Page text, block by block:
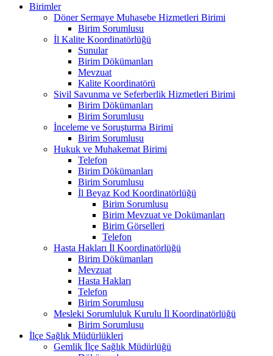
Birimler
Döner Sermaye Muhasebe Hizmetleri Birimi
Birim Sorumlusu
İl Kalite Koordinatörlüğü
Sunular
Birim Dökümanları
Mevzuat
Kalite Koordinatörü
Sivil Savunma ve Seferberlik Hizmetleri Birimi
Birim Dökümanları
Birim Sorumlusu
İnceleme ve Soruşturma Birimi
Birim Sorumlusu
Hukuk ve Muhakemat Birimi
Telefon
Birim Dökümanları
Birim Sorumlusu
İl Beyaz Kod Koordinatörlüğü
Birim Sorumlusu
Birim Mevzuat ve Dokümanları
Birim Görselleri
Telefon
Hasta Hakları İl Koordinatörlüğü
Birim Dökümanları
Mevzuat
Hasta Hakları
Telefon
Birim Sorumlusu
Mesleki Sorumluluk Kurulu İl Koordinatörlüğü
Birim Sorumlusu
İlçe Sağlık Müdürlükleri
Gemlik İlçe Sağlık Müdürlüğü